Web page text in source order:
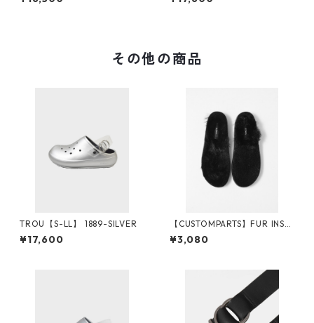
その他の商品
TROU【S-LL】 1889-SILVER
¥17,600
【CUSTOMPARTS】FUR INSO
LE
¥3,080